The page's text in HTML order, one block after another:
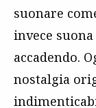
suonare
invece
accadendo.
nostalgia